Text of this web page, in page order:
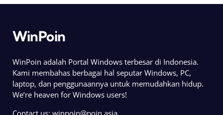
WinPoin
WinPoin adalah Portal Windows terbesar di Indonesia.
Kami membahas berbagai hal seputar Windows, PC,
laptop, dan penggunaannya untuk memudahkan hidup.
We’re heaven for Windows users!